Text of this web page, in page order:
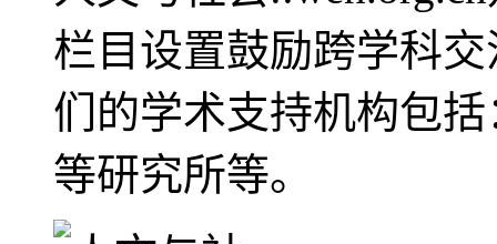
栏目设置鼓励跨学科
们的学术支持机构包
等研究所等。